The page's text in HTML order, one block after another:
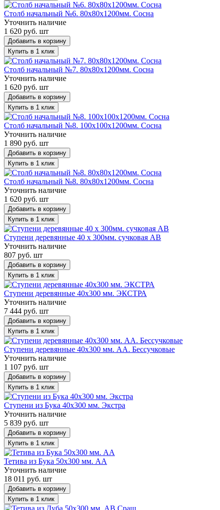
Столб начальный №6. 80х80х1200мм. Сосна
Уточнить наличие
1 620 руб. шт
Добавить в корзину
Купить в 1 клик
Столб начальный №7. 80х80х1200мм. Сосна
Уточнить наличие
1 620 руб. шт
Добавить в корзину
Купить в 1 клик
Столб начальный №8. 100х100х1200мм. Сосна
Уточнить наличие
1 890 руб. шт
Добавить в корзину
Купить в 1 клик
Столб начальный №8. 80х80х1200мм. Сосна
Уточнить наличие
1 620 руб. шт
Добавить в корзину
Купить в 1 клик
Ступени деревянные 40 х 300мм. сучковая AB
Уточнить наличие
807 руб. шт
Добавить в корзину
Купить в 1 клик
Ступени деревянные 40x300 мм. ЭКСТРА
Уточнить наличие
7 444 руб. шт
Добавить в корзину
Купить в 1 клик
Ступени деревянные 40х300 мм. AА. Бессучковые
Уточнить наличие
1 107 руб. шт
Добавить в корзину
Купить в 1 клик
Ступени из Бука 40х300 мм. Экстра
Уточнить наличие
5 839 руб. шт
Добавить в корзину
Купить в 1 клик
Тетива из Бука 50х300 мм. АА
Уточнить наличие
18 011 руб. шт
Добавить в корзину
Купить в 1 клик